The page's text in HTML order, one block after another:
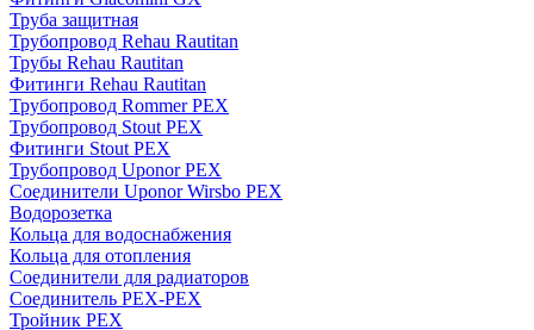
Труба защитная
Трубопровод Rehau Rautitan
Трубы Rehau Rautitan
Фитинги Rehau Rautitan
Трубопровод Rommer PEX
Трубопровод Stout PEX
Фитинги Stout PEX
Трубопровод Uponor PEX
Соединители Uponor Wirsbo PEX
Водорозетка
Кольца для водоснабжения
Кольца для отопления
Соединители для радиаторов
Соединитель PEX-PEX
Тройник PEX